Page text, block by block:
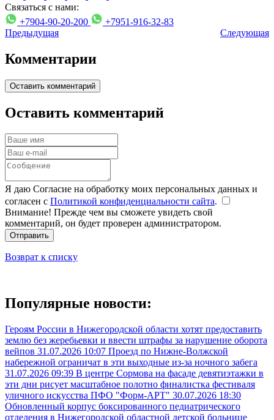
Связаться с нами:
+7904-90-20-200
+7951-916-32-83
Предыдущая
Следующая
Комментарии
Оставить комментарий
Оставить комментарий
Я даю Согласие на обработку моих персональных данных и
согласен с Политикой конфиденциальности сайта.
Внимание! Прежде чем вы сможете увидеть свой
комментарий, он будет проверен администратором.
Отправить
Возврат к списку
Популярные новости:
Героям России в Нижегородской области хотят предоставить
землю без жеребьевки и ввести штрафы за нарушение оборота
вейпов 31.07.2026 10:07 Проезд по Нижне-Волжской
набережной ограничат в эти выходные из-за ночного забега
31.07.2026 09:39 В центре Сормова на фасаде девятиэтажки в
эти дни рисует масштабное полотно финалистка фестиваля
уличного искусства ПФО "Форм-АРТ" 30.07.2026 18:30
Обновленный корпус боксированного педиатрического
отделения в Нижегородской областной детской больнице